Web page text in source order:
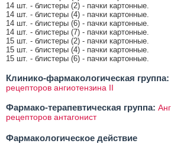
14 шт. - блистеры (2) - пачки картонные.
14 шт. - блистеры (4) - пачки картонные.
14 шт. - блистеры (6) - пачки картонные.
14 шт. - блистеры (7) - пачки картонные.
15 шт. - блистеры (2) - пачки картонные.
15 шт. - блистеры (4) - пачки картонные.
15 шт. - блистеры (6) - пачки картонные.
Клинико-фармакологическая группа:
рецепторов ангиотензина II
Фармако-терапевтическая группа:
рецепторов антагонист
Фармакологическое действие